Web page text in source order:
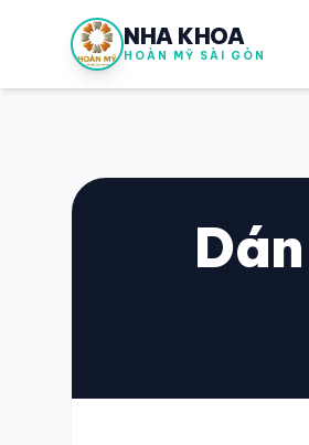
NHA KHOA
HOÀN MỸ SÀI GÒN